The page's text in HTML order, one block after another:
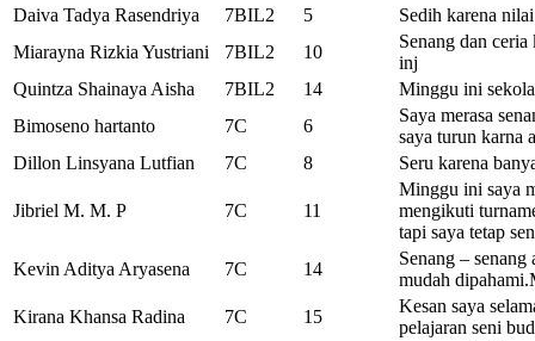
Daiva Tadya Rasendriya
7BIL2 5
Sedih karena
Miarayna Rizkia Yustriani
7BIL2 10
Senang dan
inj
Quintza Shainaya Aisha
7BIL2 14
Minggu ini
Bimoseno hartanto
7C 6
Saya merasa
saya turun karna
Dillon Linsyana Lutfian
7C 8 Seru karena
Jibriel M. M. P 7C 11
Minggu ini saya
mengikuti
tapi saya tetap
Kevin Aditya Aryasena
7C 14
Senang –
mudah
Kirana Khansa Radina
7C 15
Kesan saya
pelajaran seni